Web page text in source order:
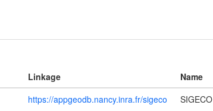
Linkage
Name
https://appgeodb.nancy.inra.fr/sigeco SIGECO